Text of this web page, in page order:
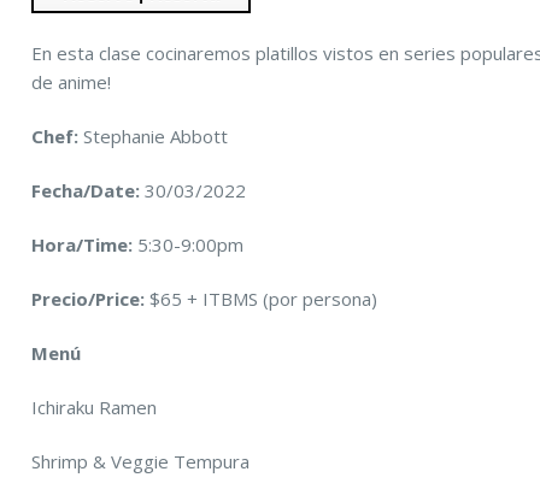
En esta clase cocinaremos platillos vistos en series
de anime!
Chef:Stephanie Abbott
Fecha/Date: 30/03/2022
Hora/Time: 5:30-9:00pm
Precio/Price: $65 + ITBMS (por persona)
Menú
Ichiraku Ramen
Shrimp & Veggie Tempura